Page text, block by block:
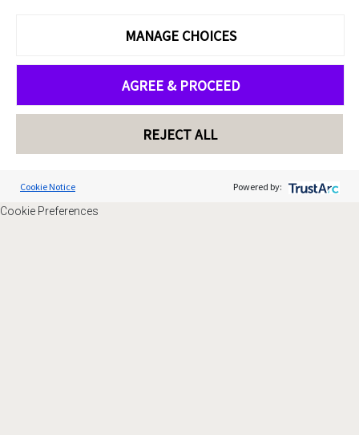
MANAGE CHOICES
AGREE & PROCEED
REJECT ALL
Cookie Notice Powered by:
Cookie Preferences